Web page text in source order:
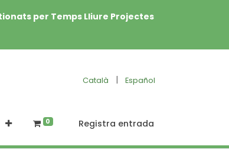
per Temps Lliure Projectes
Català | Español
0 Registra entrada